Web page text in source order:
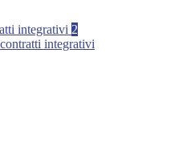
integrativi 2
integrativi